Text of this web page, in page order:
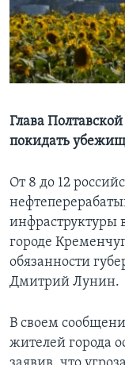
Learning English
СОЦИАЛЬНЫЕ СЕТИ
Языки
Глава
покидать убежищ
От 8 до 12
городе
обязанности
Дмитрий Лунин.
В своем
жителей города